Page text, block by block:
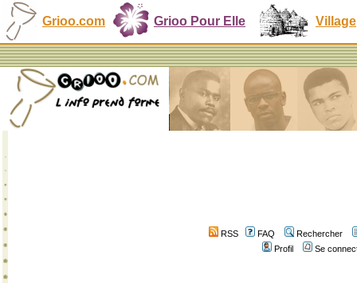
Grioo.com Grioo Pour Elle Village
RSS FAQ
Rechercher
Profil
Se